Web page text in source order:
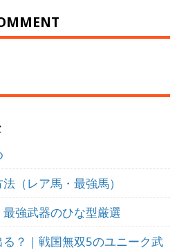
（レア馬・最強馬）
強武器のひな型厳選
？｜戦国無双5のユニーク武